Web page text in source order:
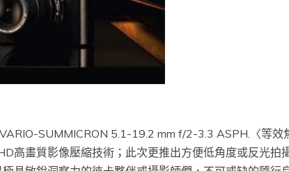
SUMMICRON 5.1-19.2 mm f/2-3.3 ASPH.〈等效
高畫質影像壓縮技術；此次更推出方便低角度或反光拍